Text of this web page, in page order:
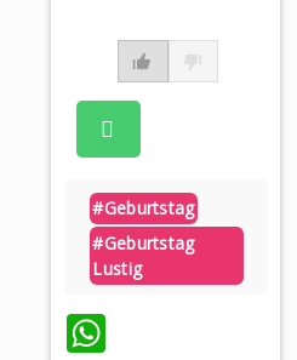
#geburtstag
#geburtstag
Lustig
WhatsApp